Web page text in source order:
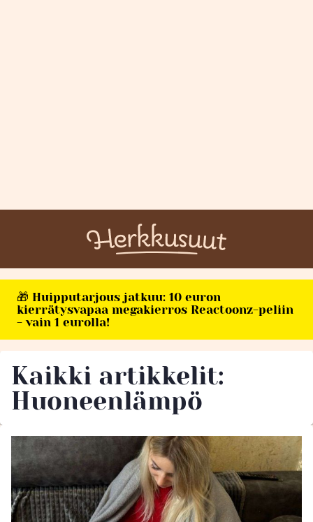
🎁 Huipputarjous jatkuu: 10 euron
kierrätysvapaa megakierros Reactoonz-peliin
- vain 1 eurolla!
Kaikki artikkelit:
Huoneenlämpö